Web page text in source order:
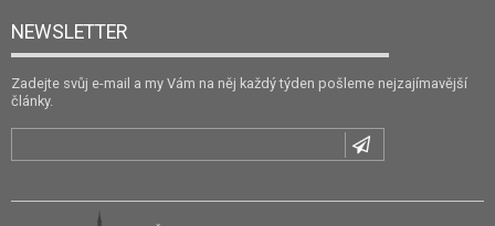
NEWSLETTER
Zadejte svůj e-mail a my Vám na něj každý týden pošleme nejzajímavější
články.